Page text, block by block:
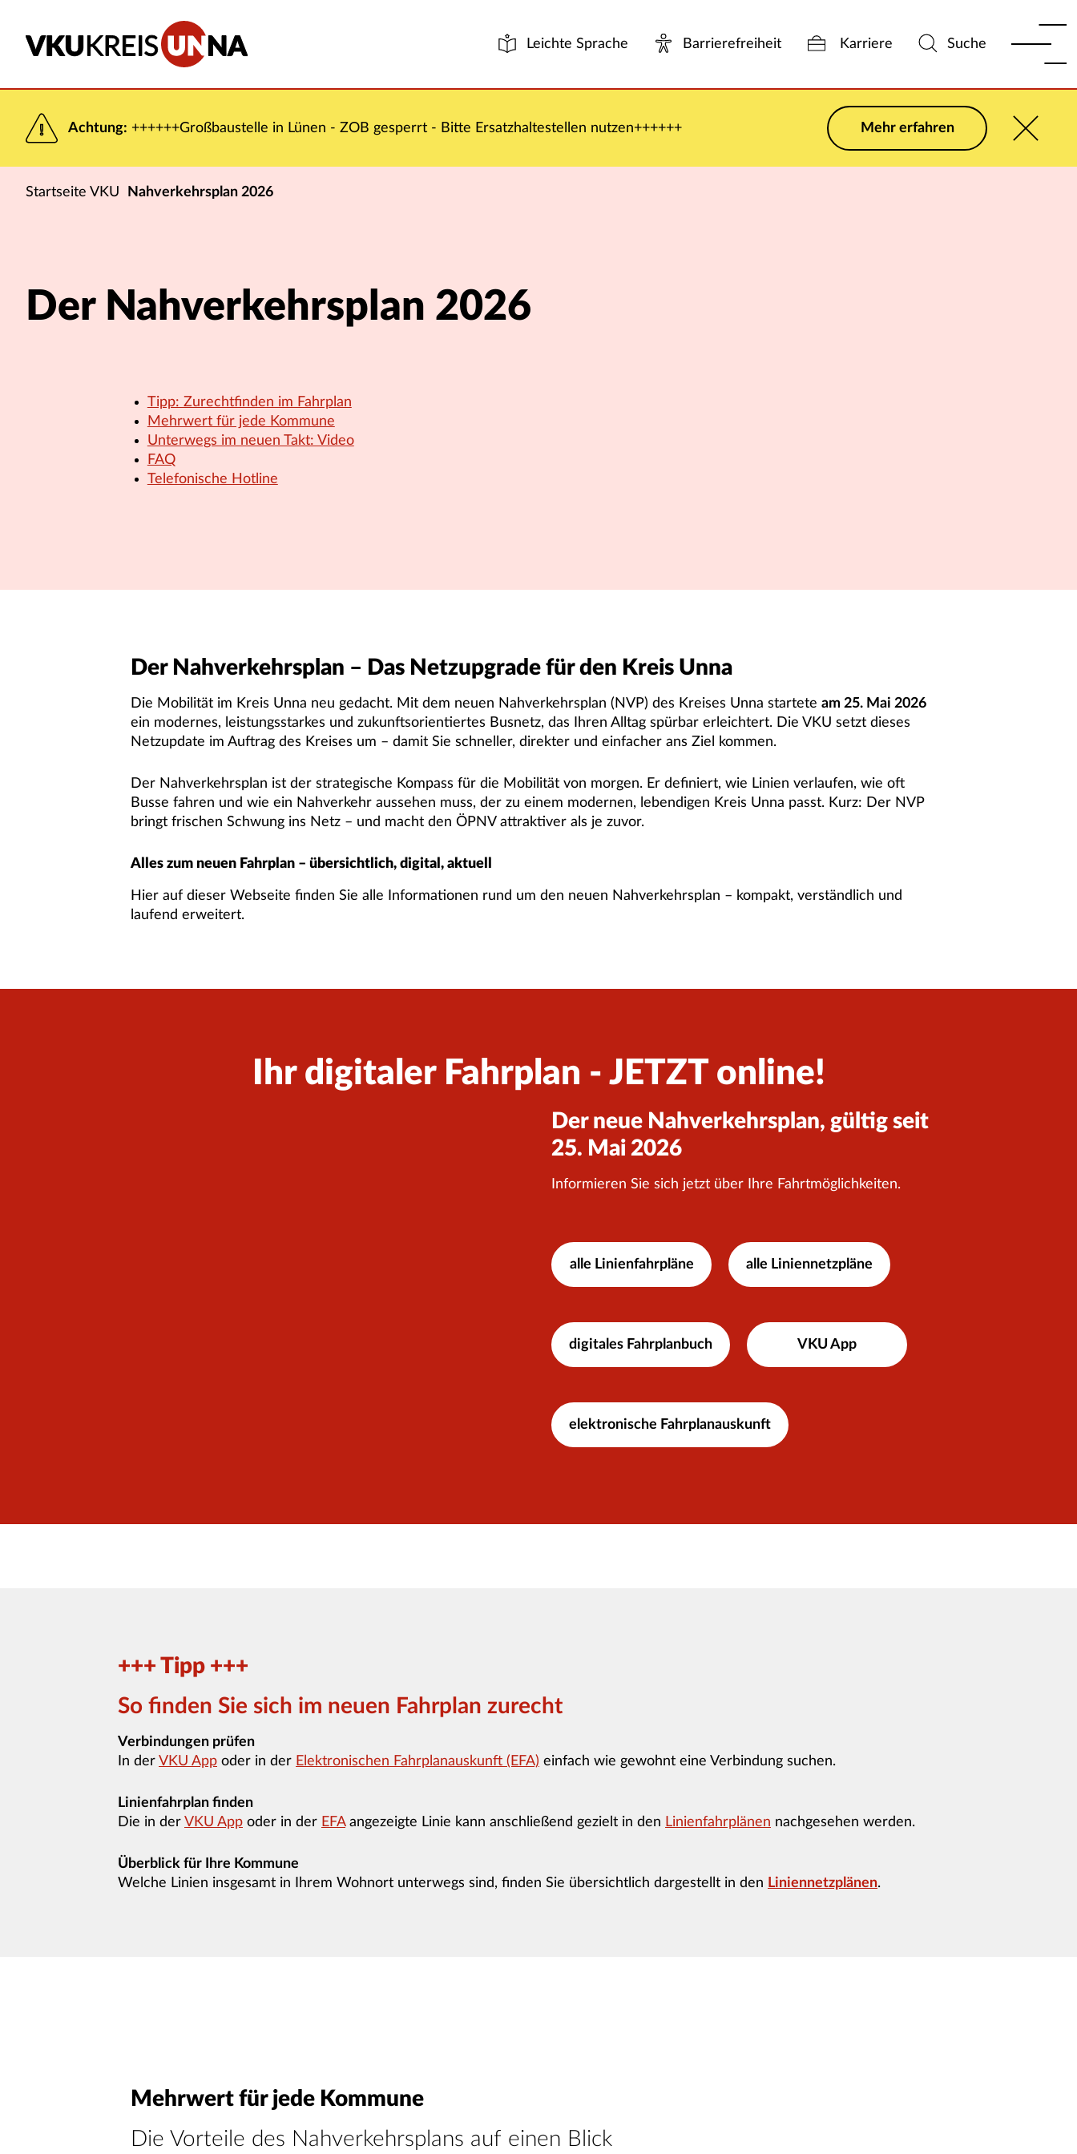
Leichte Sprache Barrierefreiheit Karriere Suche
Achtung: ++++++Großbaustelle in Lünen - ZOB gesperrt - Bitte Ersatzhaltestellen nutzen++++++ Mehr erfahren
Startseite VKU Nahverkehrsplan 2026
Der Nahverkehrsplan 2026
Tipp: Zurechtfinden im Fahrplan
Mehrwert für jede Kommune
Unterwegs im neuen Takt: Video
FAQ
Telefonische Hotline
Der Nahverkehrsplan – Das Netzupgrade für den Kreis Unna
Die Mobilität im Kreis Unna neu gedacht. Mit dem neuen Nahverkehrsplan (NVP) des Kreises Unna startete am 25. Mai 2026
ein modernes, leistungsstarkes und zukunftsorientiertes Busnetz, das Ihren Alltag spürbar erleichtert. Die VKU setzt dieses
Netzupdate im Auftrag des Kreises um – damit Sie schneller, direkter und einfacher ans Ziel kommen.
Der Nahverkehrsplan ist der strategische Kompass für die Mobilität von morgen. Er definiert, wie Linien verlaufen, wie oft
Busse fahren und wie ein Nahverkehr aussehen muss, der zu einem modernen, lebendigen Kreis Unna passt. Kurz: Der NVP
bringt frischen Schwung ins Netz – und macht den ÖPNV attraktiver als je zuvor.
Alles zum neuen Fahrplan – übersichtlich, digital, aktuell
Hier auf dieser Webseite finden Sie alle Informationen rund um den neuen Nahverkehrsplan – kompakt, verständlich und
laufend erweitert.
Ihr digitaler Fahrplan - JETZT online!
Der neue Nahverkehrsplan, gültig seit
25. Mai 2026
Informieren Sie sich jetzt über Ihre Fahrtmöglichkeiten.
alle Linienfahrpläne alle Liniennetzpläne
digitales Fahrplanbuch VKU App
elektronische Fahrplanauskunft
+++ Tipp +++
So finden Sie sich im neuen Fahrplan zurecht
Verbindungen prüfen
In der VKU App oder in der Elektronischen Fahrplanauskunft (EFA) einfach wie gewohnt eine Verbindung suchen.
Linienfahrplan finden
Die in der VKU App oder in der EFAangezeigte Linie kann anschließend gezielt in den Linienfahrplänen nachgesehen werden.
Überblick für Ihre Kommune
Welche Linien insgesamt in Ihrem Wohnort unterwegs sind, finden Sie übersichtlich dargestellt in den Liniennetzplänen.
Mehrwert für jede Kommune
Die Vorteile des Nahverkehrsplans auf einen Blick